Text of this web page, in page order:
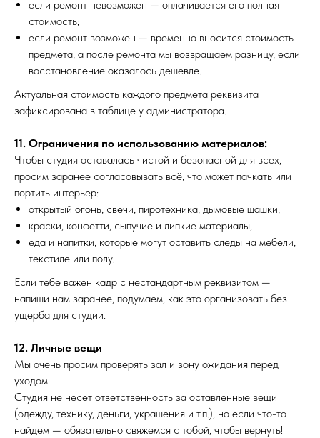
если ремонт невозможен — оплачивается его полная
стоимость;
если ремонт возможен — временно вносится стоимость
предмета, а после ремонта мы возвращаем разницу, если
восстановление оказалось дешевле.
Актуальная стоимость каждого предмета реквизита
зафиксирована в таблице у администратора.
11. Ограничения по использованию материалов:
Чтобы студия оставалась чистой и безопасной для всех,
просим заранее согласовывать всё, что может пачкать или
портить интерьер:
открытый огонь, свечи, пиротехника, дымовые шашки,
краски, конфетти, сыпучие и липкие материалы,
еда и напитки, которые могут оставить следы на мебели,
текстиле или полу.
Если тебе важен кадр с нестандартным реквизитом —
напиши нам заранее, подумаем, как это организовать без
ущерба для студии.
12. Личные вещи
Мы очень просим проверять зал и зону ожидания перед
уходом.
Студия не несёт ответственность за оставленные вещи
(одежду, технику, деньги, украшения и т.п.), но если что-то
найдём — обязательно свяжемся с тобой, чтобы вернуть!